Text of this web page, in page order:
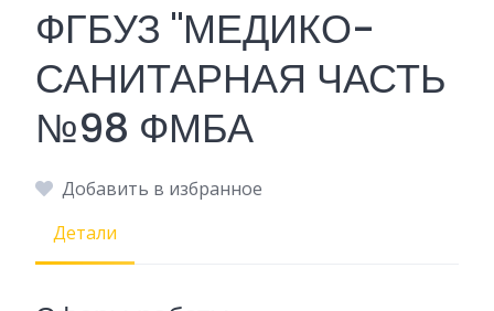
ФГБУЗ "МЕДИКО-
САНИТАРНАЯ ЧАСТЬ
№98 ФМБА
Добавить в избранное
Детали